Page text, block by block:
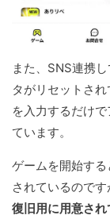
また、SNS連携
タがリセットさ
を入力するだけ
ています。
ゲームを開始す
されているのです
復旧用に用意さ